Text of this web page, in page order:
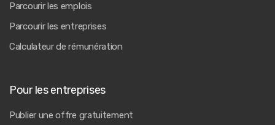
Parcourir les emplois
Parcourir les entreprises
Calculateur de rémunération
Pour les entreprises
Publier une offre gratuitement